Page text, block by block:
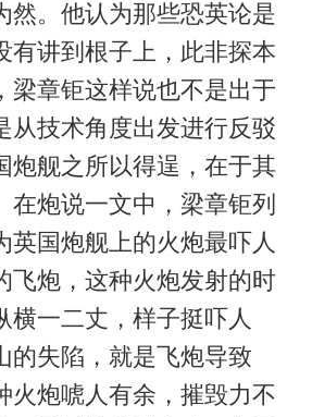
然。他认为那些恐英论是
有讲到根子上，此非探本
梁章钜这样说也不是出于
从技术角度出发进行反驳
炮舰之所以得逞，在于其
在炮说一文中，梁章钜列
英国炮舰上的火炮最吓人
飞炮，这种火炮发射的时
横一二丈，样子挺吓人
的失陷，就是飞炮导致
火炮唬人有余，摧毁力不